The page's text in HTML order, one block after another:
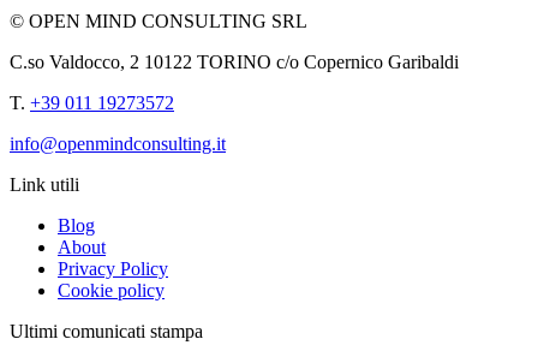
© OPEN MIND CONSULTING SRL
C.so Valdocco, 2 10122 TORINO c/o Copernico Garibaldi
T. +39 011 19273572
info@openmindconsulting.it
Link utili
Blog
About
Privacy Policy
Cookie policy
Ultimi comunicati stampa